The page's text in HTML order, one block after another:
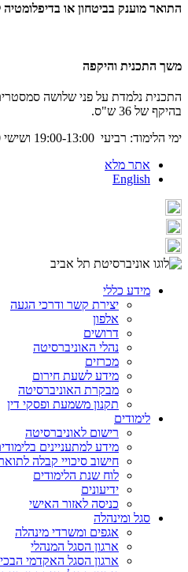
התואר מוענק בביטחון או
משך התכנית והיקפה
התכנית נלמדת על פני שלושה
בהיקף של 36 ש"ס.
ימי הלימוד: רביעי 19:00-13:00 ושישי 14:00-08:00.
אתר מלא
English
מידע כללי
יצירת קשר ודרכי הגעה
אלפון
דרושים
נהלי האוניברסיטה
מכרזים
מידע לשעת חירום
מבקרת האוניברסיטה
תקנון משמעת ופסקי דין
לימודים
רישום לאוניברסיטה
מידע למתעניינים
חישוב סיכויי קבלה
לוח שנת הלימודים
ידיעונים
כניסה לאזור האישי
סגל ומינהלה
אגפים ומשרדי מינהלה
ארגון הסגל המנהלי
ארגון הסגל האקדמי